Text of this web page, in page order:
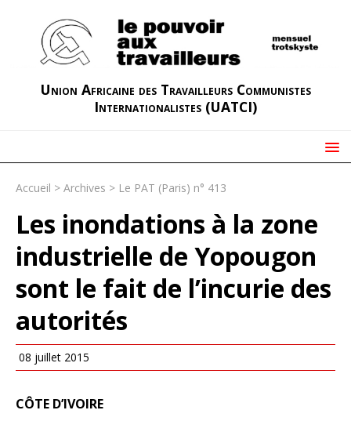
Union Africaine des Travailleurs Communistes
Internationalistes (UATCI)
Accueil > Archives > Le PAT (Paris) n° 413
Les inondations à la zone
industrielle de Yopougon
sont le fait de l’incurie des
autorités
08 juillet 2015
CÔTE D’IVOIRE